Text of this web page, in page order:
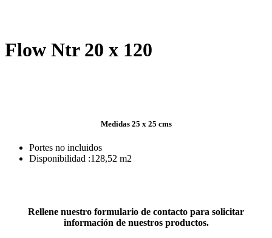
Flow Ntr 20 x 120
Medidas 25 x 25 cms
Portes no incluidos
Disponibilidad :128,52 m2
Rellene nuestro formulario de contacto para solicitar
información de nuestros productos.